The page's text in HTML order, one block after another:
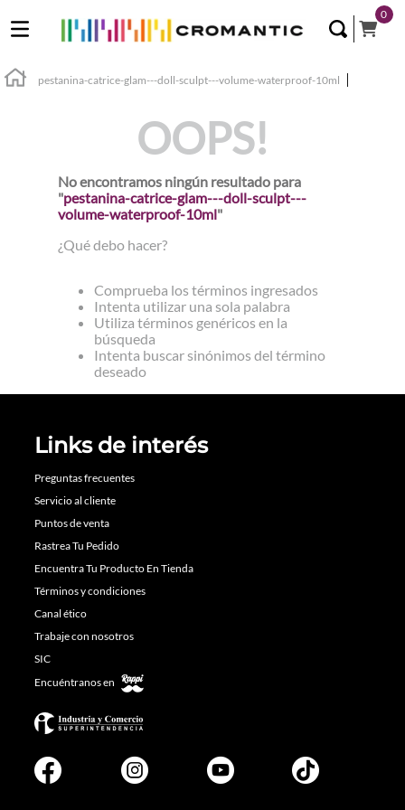
0
pestanina-catrice-glam---doll-sculpt---volume-waterproof-10ml
OOPS!
No encontramos ningún resultado para
"pestanina-catrice-glam---doll-sculpt---
volume-waterproof-10ml"
¿Qué debo hacer?
Comprueba los términos ingresados
Intenta utilizar una sola palabra
Utiliza términos genéricos en la
búsqueda
Intenta buscar sinónimos del término
deseado
Links de interés
Preguntas frecuentes
Servicio al cliente
Puntos de venta
Rastrea Tu Pedido
Encuentra Tu Producto En Tienda
Términos y condiciones
Canal ético
Trabaje con nosotros
SIC
Encuéntranos en